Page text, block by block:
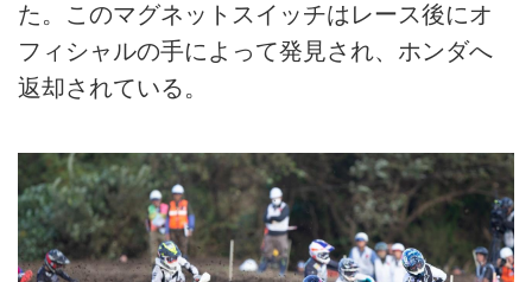
た。このマグネットスイッチはレース後にオ
フィシャルの手によって発見され、ホンダへ
返却されている。